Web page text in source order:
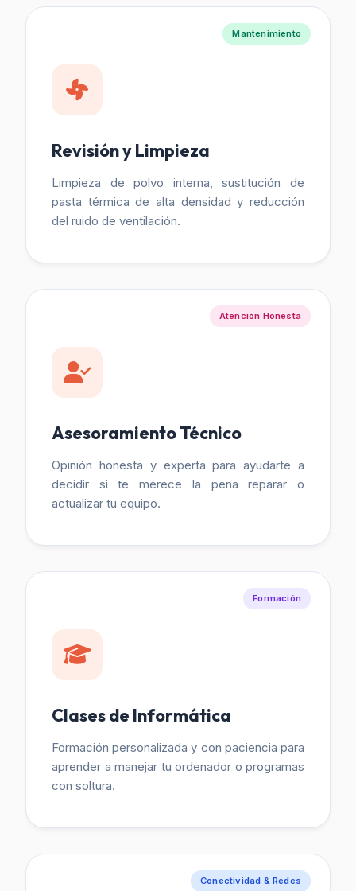
Mantenimiento
Revisión y Limpieza
Limpieza de polvo interna, sustitución de
pasta térmica de alta densidad y reducción
del ruido de ventilación.
Atención Honesta
Asesoramiento Técnico
Opinión honesta y experta para ayudarte a
decidir si te merece la pena reparar o
actualizar tu equipo.
Formación
Clases de Informática
Formación personalizada y con paciencia para
aprender a manejar tu ordenador o programas
con soltura.
Conectividad & Redes